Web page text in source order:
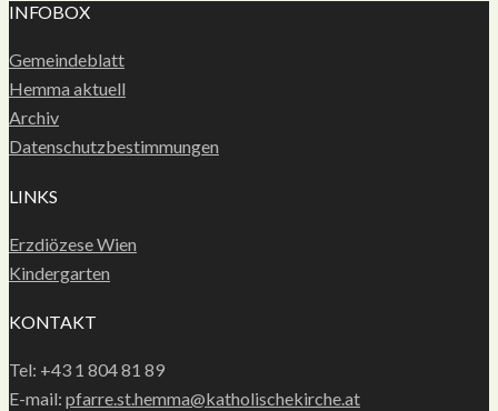
INFOBOX
Gemeindeblatt
Hemma aktuell
Archiv
Datenschutzbestimmungen
LINKS
Erzdiözese Wien
Kindergarten
KONTAKT
Tel: +43 1 804 81 89
E-mail: pfarre.st.hemma@katholischekirche.at